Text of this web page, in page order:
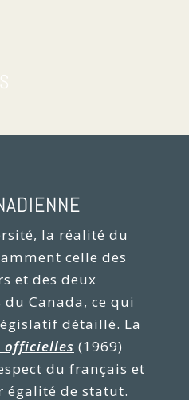
la réalité du
celle des
et des deux
Canada, ce qui
détaillé. La
officielles (1969)
du français et
égalité de statut.